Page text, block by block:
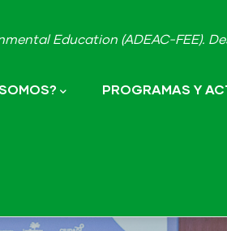
Education (ADEAC-FEE).
PROGRAMAS Y